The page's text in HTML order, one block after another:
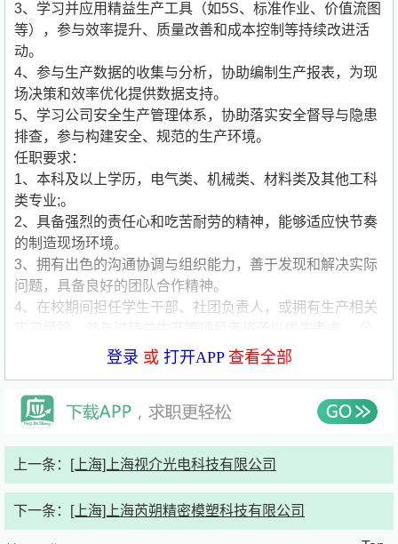
3、学习并应用精益生产工具（如5S、标准作业、价值流图
等），参与效率提升、质量改善和成本控制等持续改进活
动。
4、参与生产数据的收集与分析，协助编制生产报表，为现
场决策和效率优化提供数据支持。
5、学习公司安全生产管理体系，协助落实安全督导与隐患
排查，参与构建安全、规范的生产环境。
任职要求：
1、本科及以上学历，电气类、机械类、材料类及其他工科
类专业;。
2、具备强烈的责任心和吃苦耐劳的精神，能够适应快节奏
的制造现场环境。
3、拥有出色的沟通协调与组织能力，善于发现和解决实际
问题，具备良好的团队合作精神。
4、在校期间担任学生干部、社团负责人，或拥有生产相关
公司类型:合资
公司介绍:
登录 或 打开APP查看全部
上一条： [上海]上海视介光电科技有限公司
下一条： [上海]上海芮朔精密模塑科技有限公司